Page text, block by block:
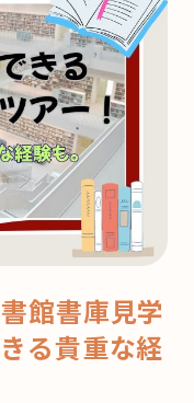
館書庫見学
る貴重な経